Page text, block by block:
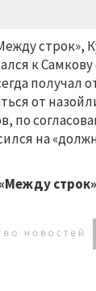
строк»,
к
получал
от
по
на
строк»